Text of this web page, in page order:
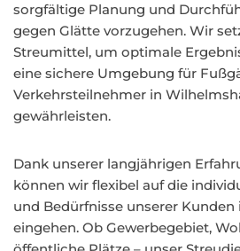
sorgfältige Planung und
gegen Glätte vorzugehen. Wir
Streumittel, um optimale
eine sichere Umgebung für
Verkehrsteilnehmer in
gewährleisten.
Dank unserer langjährigen
können wir flexibel auf die
und Bedürfnisse unserer
eingehen. Ob Gewerbegebiet,